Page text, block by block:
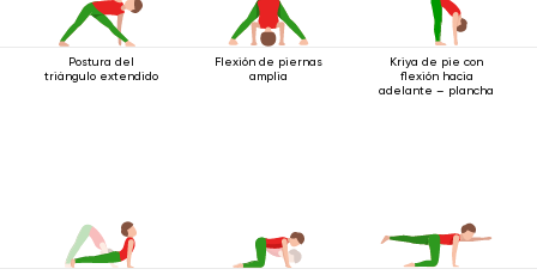
Postura del
triángulo extendido
Flexión de piernas
amplia
Kriya de pie con
flexión hacia
adelante – plancha